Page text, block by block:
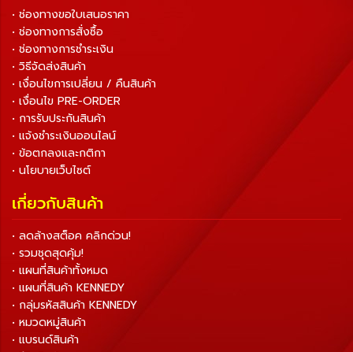
• ช่องทางขอใบเสนอราคา
• ช่องทางการสั่งซื้อ
• ช่องทางการชำระเงิน
• วิธีจัดส่งสินค้า
• เงื่อนไขการเปลี่ยน / คืนสินค้า
• เงื่อนไข PRE-ORDER
• การรับประกันสินค้า
• แจ้งชำระเงินออนไลน์
• ข้อตกลงและกติกา
• นโยบายเว็บไซต์
เกี่ยวกับสินค้า
• ลดล้างสต็อค คลิกด่วน!
• รวมชุดสุดคุ้ม!
• แผนที่สินค้าทั้งหมด
• แผนที่สินค้า KENNEDY
• กลุ่มรหัสสินค้า KENNEDY
• หมวดหมู่สินค้า
• แบรนด์สินค้า